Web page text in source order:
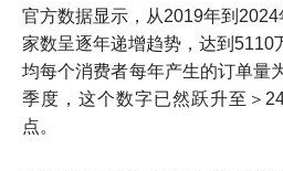
官方数据显示，从2019年到
家数呈逐年递增趋势，达到5110
均每个消费者每年产生的订单量
季度，这个数字已然跃升至＞
点。